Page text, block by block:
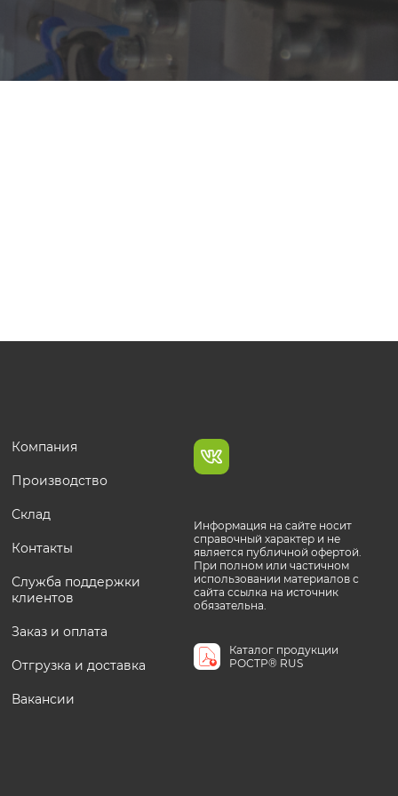
Компания
Производство
Склад
Контакты
Служба поддержки
клиентов
Заказ и оплата
Отгрузка и доставка
Вакансии
Информация на сайте носит
справочный характер и не
является публичной офертой.
При полном или частичном
использовании материалов с
сайта ссылка на источник
обязательна.
Каталог продукции
РОСТР® RUS